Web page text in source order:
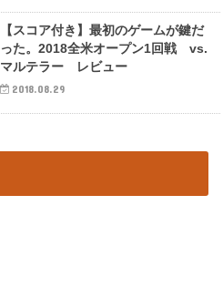
【スコア付き】最初のゲームが鍵だ
った。2018全米オープン1回戦 vs.
マルテラー レビュー
2018.08.29